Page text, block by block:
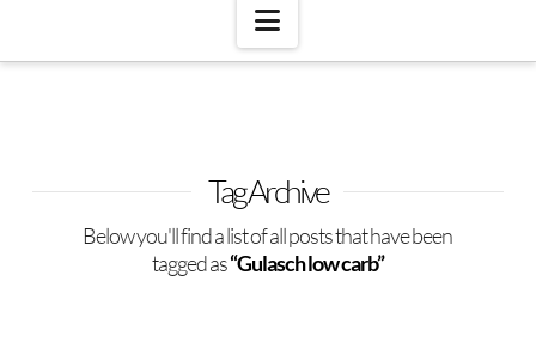
Navigation
Tag Archive
Below you'll find a list of all posts that have been
tagged as“Gulasch low carb”